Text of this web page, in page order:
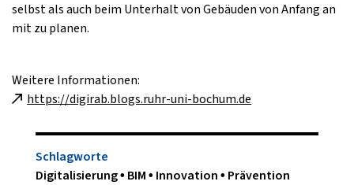
selbst als auch beim Unterhalt von Gebäuden von Anfang an
mit zu planen.
Weitere Informationen:
https://digirab.blogs.ruhr-uni-bochum.de
Schlagworte
Digitalisierung BIM Innovation Prävention